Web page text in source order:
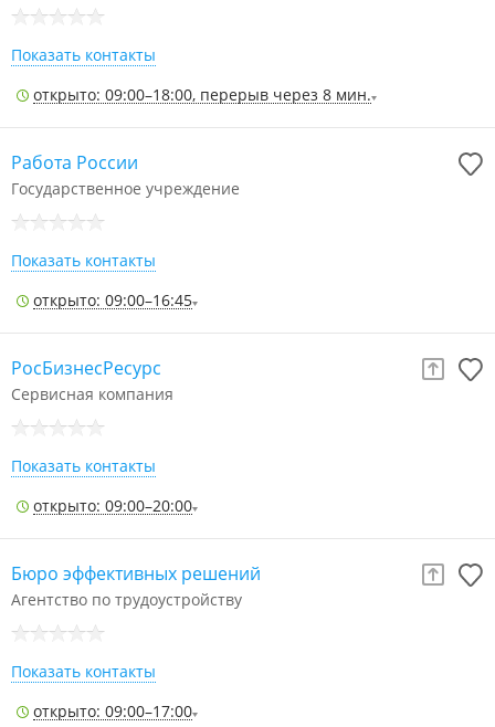
Показать контакты
открыто: 09:00–18:00, перерыв через 8 мин.
Работа России
Государственное учреждение
Показать контакты
открыто: 09:00–16:45
РосБизнесРесурс
Сервисная компания
Показать контакты
открыто: 09:00–20:00
Бюро эффективных решений
Агентство по трудоустройству
Показать контакты
открыто: 09:00–17:00